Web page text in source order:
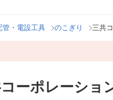
管・電設工具 のこぎり 三共
ーポレーショ